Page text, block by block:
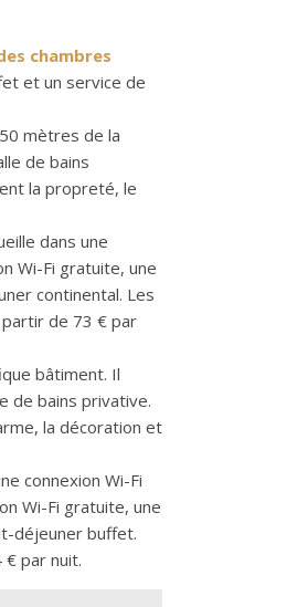
chambres
et un service de
mètres de la
de bains
la propreté, le
dans une
Wi-Fi gratuite, une
continental. Les
partir de 73 € par
bâtiment. Il
de bains privative.
la décoration et
connexion Wi-Fi
Wi-Fi gratuite, une
déjeuner buffet.
par nuit.